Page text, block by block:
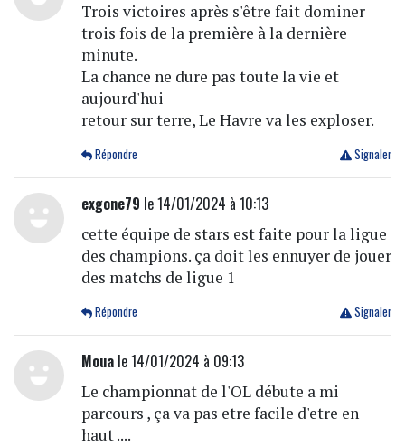
Trois victoires après s'être fait dominer
trois fois de la première à la dernière
minute.
La chance ne dure pas toute la vie et
aujourd'hui
retour sur terre, Le Havre va les exploser.
Signaler
Répondre
exgone79 le 14/01/2024 à 10:13
cette équipe de stars est faite pour la ligue
des champions. ça doit les ennuyer de jouer
des matchs de ligue 1
Signaler
Répondre
Mouale 14/01/2024 à 09:13
Le championnat de l'OL débute a mi
parcours , ça va pas etre facile d'etre en
haut ....